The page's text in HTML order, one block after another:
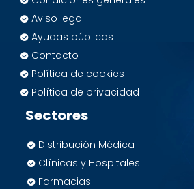
Aviso legal
Ayudas públicas
Contacto
Política de cookies
Política de privacidad
Sectores
Distribución Médica
Clínicas y Hospitales
Farmacias